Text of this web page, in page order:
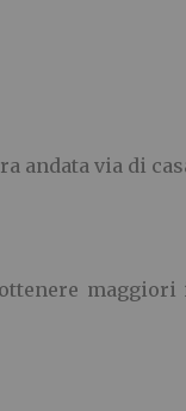
andata via di